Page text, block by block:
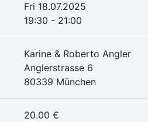
Fri 18.07.2025
19:30 - 21:00
Karine & Roberto Angler
Anglerstrasse 6
80339 München
20.00 €